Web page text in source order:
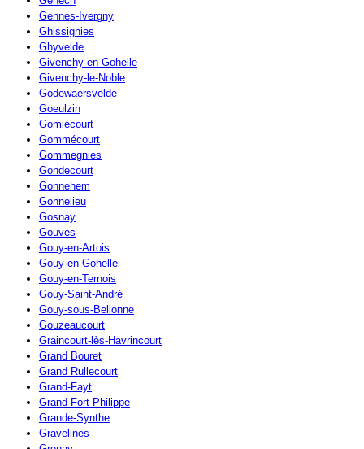
Gennes-Ivergny
Ghissignies
Ghyvelde
Givenchy-en-Gohelle
Givenchy-le-Noble
Godewaersvelde
Goeulzin
Gomiécourt
Gommécourt
Gommegnies
Gondecourt
Gonnehem
Gonnelieu
Gosnay
Gouves
Gouy-en-Artois
Gouy-en-Gohelle
Gouy-en-Ternois
Gouy-Saint-André
Gouy-sous-Bellonne
Gouzeaucourt
Graincourt-lès-Havrincourt
Grand Bouret
Grand Rullecourt
Grand-Fayt
Grand-Fort-Philippe
Grande-Synthe
Gravelines